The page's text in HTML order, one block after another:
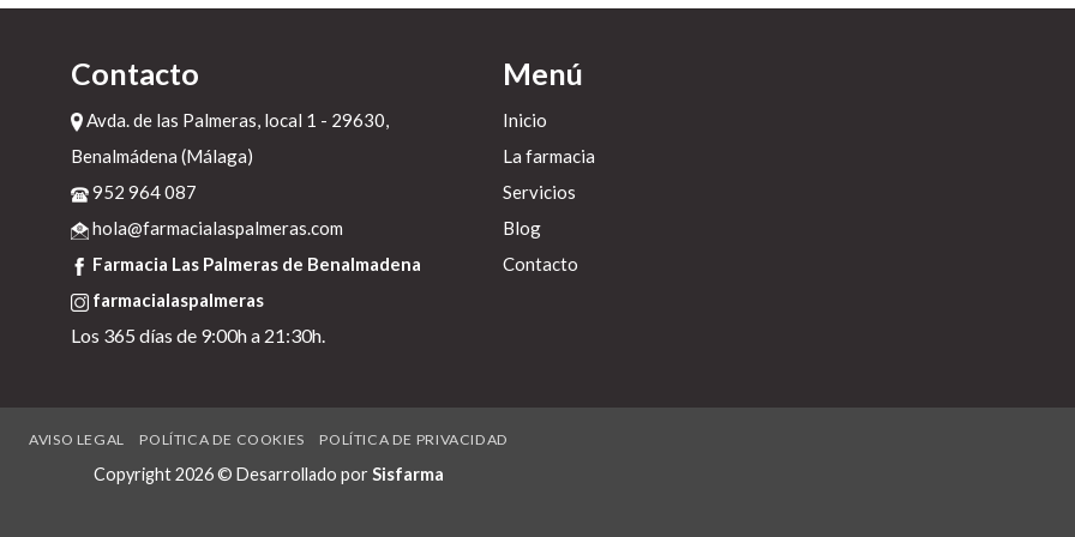
Contacto
Avda. de las Palmeras, local 1 - 29630,
Benalmádena (Málaga)
952 964 087
hola@farmacialaspalmeras.com
Farmacia Las Palmeras de Benalmadena
farmacialaspalmeras
Los 365 días de 9:00h a 21:30h.
Menú
Inicio
La farmacia
Servicios
Blog
Contacto
AVISO LEGAL POLÍTICA DE COOKIES POLÍTICA DE PRIVACIDAD
Copyright 2026 © Desarrollado por Sisfarma